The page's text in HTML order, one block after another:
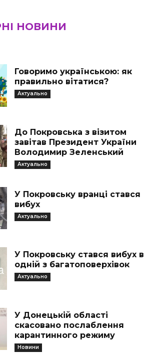
НОВИНИ
Говоримо українською: як
правильно вітатися?
Актуально
До Покровська з візитом
завітав Президент України
Володимир Зеленський
Актуально
У Покровську вранці стався
вибух
Актуально
У Покровську стався вибух в
одній з багатоповерхівок
Актуально
У Донецькій області
скасовано послаблення
карантинного режиму
Новини